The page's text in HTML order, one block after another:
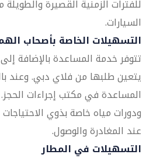
للفترات الزمنية القصيرة
السيارات.
التسهيلات الخاصة بأصحاب
تتوفر خدمة المساعدة بالإضافة
يتعين طلبها من فلاي دبي. وعند
المساعدة في مكتب إجراءات
عند المغادرة والوصول.
التسهيلات في المطار